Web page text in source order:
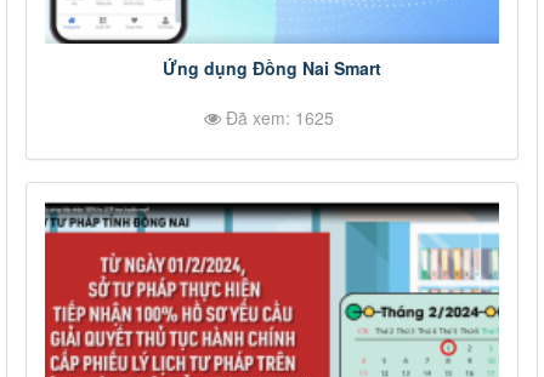
Ứng dụng Đồng Nai Smart
Đã xem: 1625